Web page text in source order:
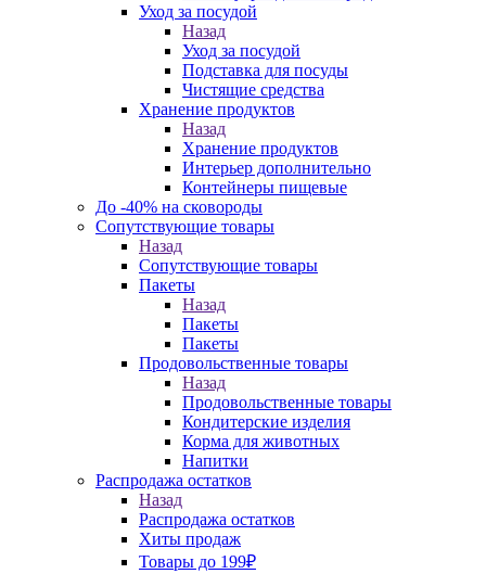
Уход за посудой
Назад
Уход за посудой
Подставка для посуды
Чистящие средства
Хранение продуктов
Назад
Хранение продуктов
Интерьер дополнительно
Контейнеры пищевые
До -40% на сковороды
Сопутствующие товары
Назад
Сопутствующие товары
Пакеты
Назад
Пакеты
Пакеты
Продовольственные товары
Назад
Продовольственные товары
Кондитерские изделия
Корма для животных
Напитки
Распродажа остатков
Назад
Распродажа остатков
Хиты продаж
Товары до 199₽